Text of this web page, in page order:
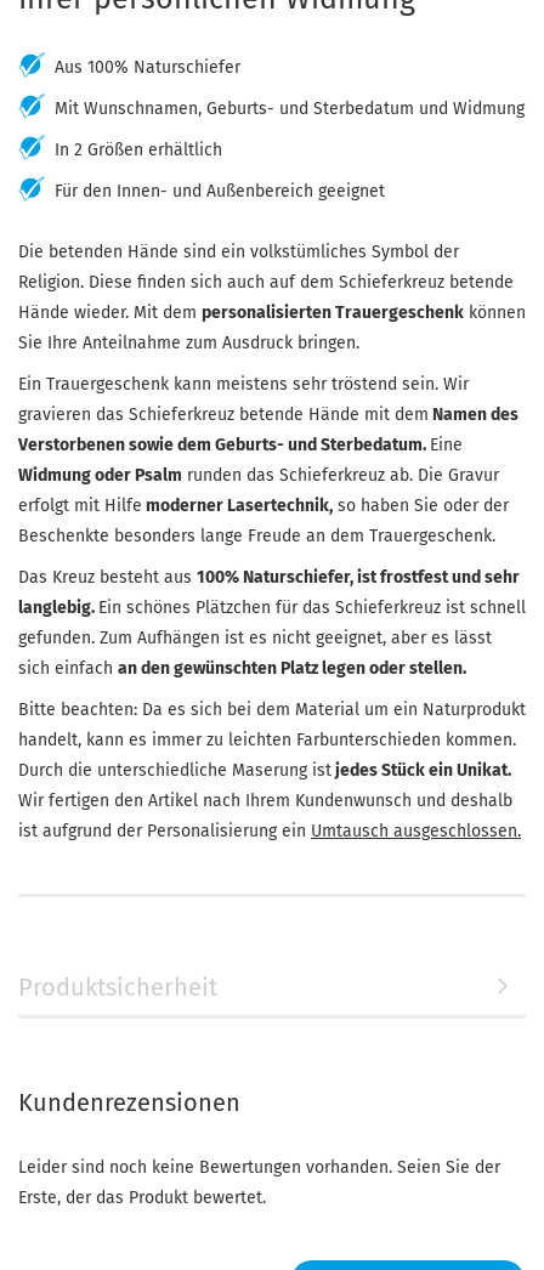
Aus 100% Naturschiefer
Mit Wunschnamen, Geburts- und Sterbedatum und Widmung
In 2 Größen erhältlich
Für den Innen- und Außenbereich geeignet
Die betenden Hände sind ein volkstümliches Symbol der
Religion. Diese finden sich auch auf dem Schieferkreuz betende
Hände wieder. Mit dem personalisierten Trauergeschenk können
Sie Ihre Anteilnahme zum Ausdruck bringen.
Ein Trauergeschenk kann meistens sehr tröstend sein. Wir
gravieren das Schieferkreuz betende Hände mit dem Namen des
Verstorbenen sowie dem Geburts- und Sterbedatum. Eine
Widmung oder Psalm runden das Schieferkreuz ab. Die Gravur
erfolgt mit Hilfe moderner Lasertechnik, so haben Sie oder der
Beschenkte besonders lange Freude an dem Trauergeschenk.
Das Kreuz besteht aus 100% Naturschiefer, ist frostfest und sehr
langlebig. Ein schönes Plätzchen für das Schieferkreuz ist schnell
gefunden. Zum Aufhängen ist es nicht geeignet, aber es lässt
sich einfach an den gewünschten Platz legen oder stellen.
Bitte beachten: Da es sich bei dem Material um ein Naturprodukt
handelt, kann es immer zu leichten Farbunterschieden kommen.
Durch die unterschiedliche Maserung istjedes Stück ein Unikat.
Wir fertigen den Artikel nach Ihrem Kundenwunsch und deshalb
ist aufgrund der Personalisierung ein Umtausch ausgeschlossen.
Produktsicherheit
Kundenrezensionen
Leider sind noch keine Bewertungen vorhanden. Seien Sie der
Erste, der das Produkt bewertet.